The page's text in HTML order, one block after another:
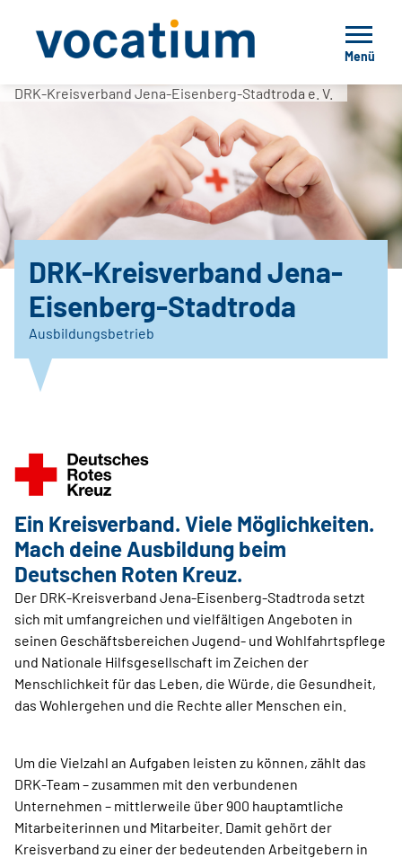
Menü
DRK-Kreisverband Jena-Eisenberg-Stadtroda e. V.
DRK-Kreisverband Jena-
Eisenberg-Stadtroda
Ausbildungsbetrieb
Ein Kreisverband. Viele Möglichkeiten.
Mach deine Ausbildung beim
Deutschen Roten Kreuz.
Der DRK-Kreisverband Jena-Eisenberg-Stadtroda setzt
sich mit umfangreichen und vielfältigen Angeboten in
seinen Geschäftsbereichen Jugend- und Wohlfahrtspflege
und Nationale Hilfsgesellschaft im Zeichen der
Menschlichkeit für das Leben, die Würde, die Gesundheit,
das Wohlergehen und die Rechte aller Menschen ein.
Um die Vielzahl an Aufgaben leisten zu können, zählt das
DRK-Team – zusammen mit den verbundenen
Unternehmen – mittlerweile über 900 hauptamtliche
Mitarbeiterinnen und Mitarbeiter. Damit gehört der
Kreisverband zu einer der bedeutenden Arbeitgebern in